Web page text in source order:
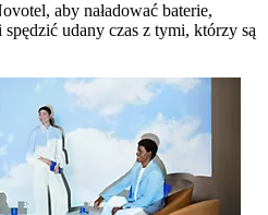
aby naładować baterie,
udany czas z tymi, którzy są